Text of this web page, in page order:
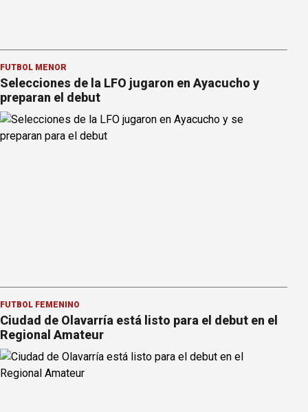
FÚTBOL MENOR
Selecciones de la LFO jugaron en Ayacucho y
preparan el debut
FÚTBOL FEMENINO
Ciudad de Olavarría está listo para el debut en el
Regional Amateur